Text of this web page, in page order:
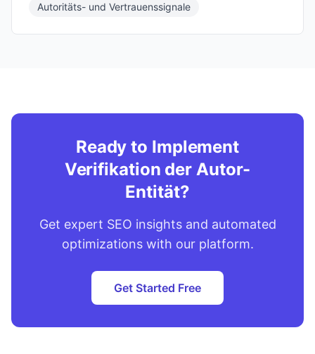
Autoritäts- und Vertrauenssignale
Ready to Implement
Verifikation der Autor-
Entität?
Get expert SEO insights and automated
optimizations with our platform.
Get Started Free